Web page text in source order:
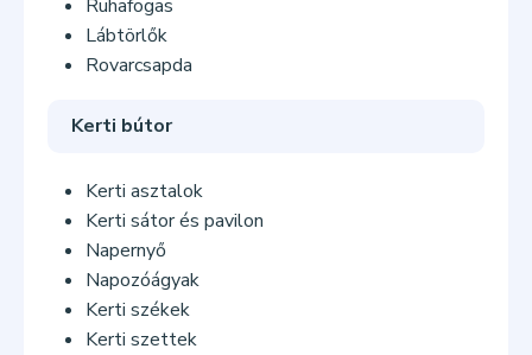
Ruhafogas
Lábtörlők
Rovarcsapda
Kerti bútor
Kerti asztalok
Kerti sátor és pavilon
Napernyő
Napozóágyak
Kerti székek
Kerti szettek